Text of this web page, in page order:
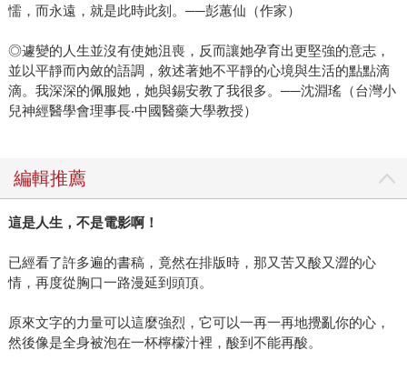
懦，而永遠，就是此時此刻。──彭蕙仙（作家）
◎遽變的人生並沒有使她沮喪，反而讓她孕育出更堅強的意志，
並以平靜而內斂的語調，敘述著她不平靜的心境與生活的點點滴
滴。我深深的佩服她，她與錫安教了我很多。──沈淵瑤（台灣小
兒神經醫學會理事長‧中國醫藥大學教授）
編輯推薦
這是人生，不是電影啊！
已經看了許多遍的書稿，竟然在排版時，那又苦又酸又澀的心
情，再度從胸口一路漫延到頭頂。
原來文字的力量可以這麼強烈，它可以一再一再地攪亂你的心，
然後像是全身被泡在一杯檸檬汁裡，酸到不能再酸。